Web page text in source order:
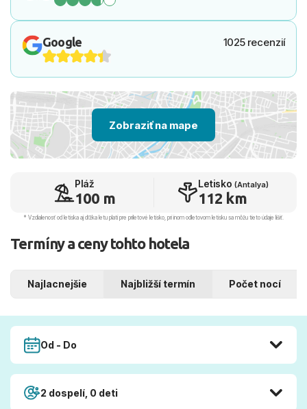
Google 1025 recenzií
Zobraziť na mape
Pláž
100 m
Letisko (Antalya)
112 km
* Vzdialenosť od letiska aj dľžka letu platí pre príletové letisko, pri inom odletovom letisku sa môžu tieto údaje líšiť.
Termíny a ceny tohto hotela
Najlacnejšie Najbližší termín Počet nocí
Od - Do
2 dospelí, 0 deti